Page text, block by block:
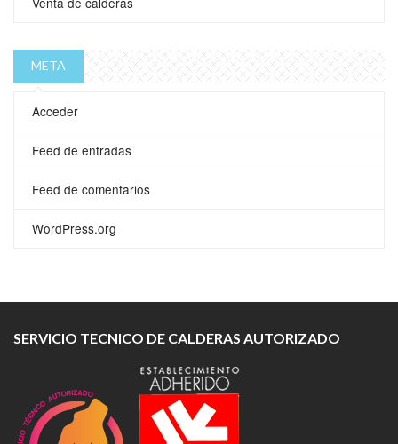
META
Acceder
Feed de entradas
Feed de comentarios
WordPress.org
SERVICIO TECNICO DE CALDERAS AUTORIZADO